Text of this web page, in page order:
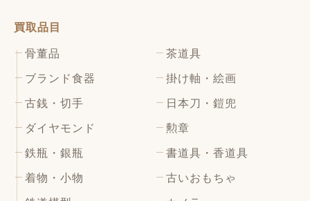
買取品目
骨董品 茶道具
ブランド食器 掛け軸・絵画
古銭・切手 日本刀・鎧兜
ダイヤモンド 勲章
鉄瓶・銀瓶 書道具・香道具
着物・小物 古いおもちゃ